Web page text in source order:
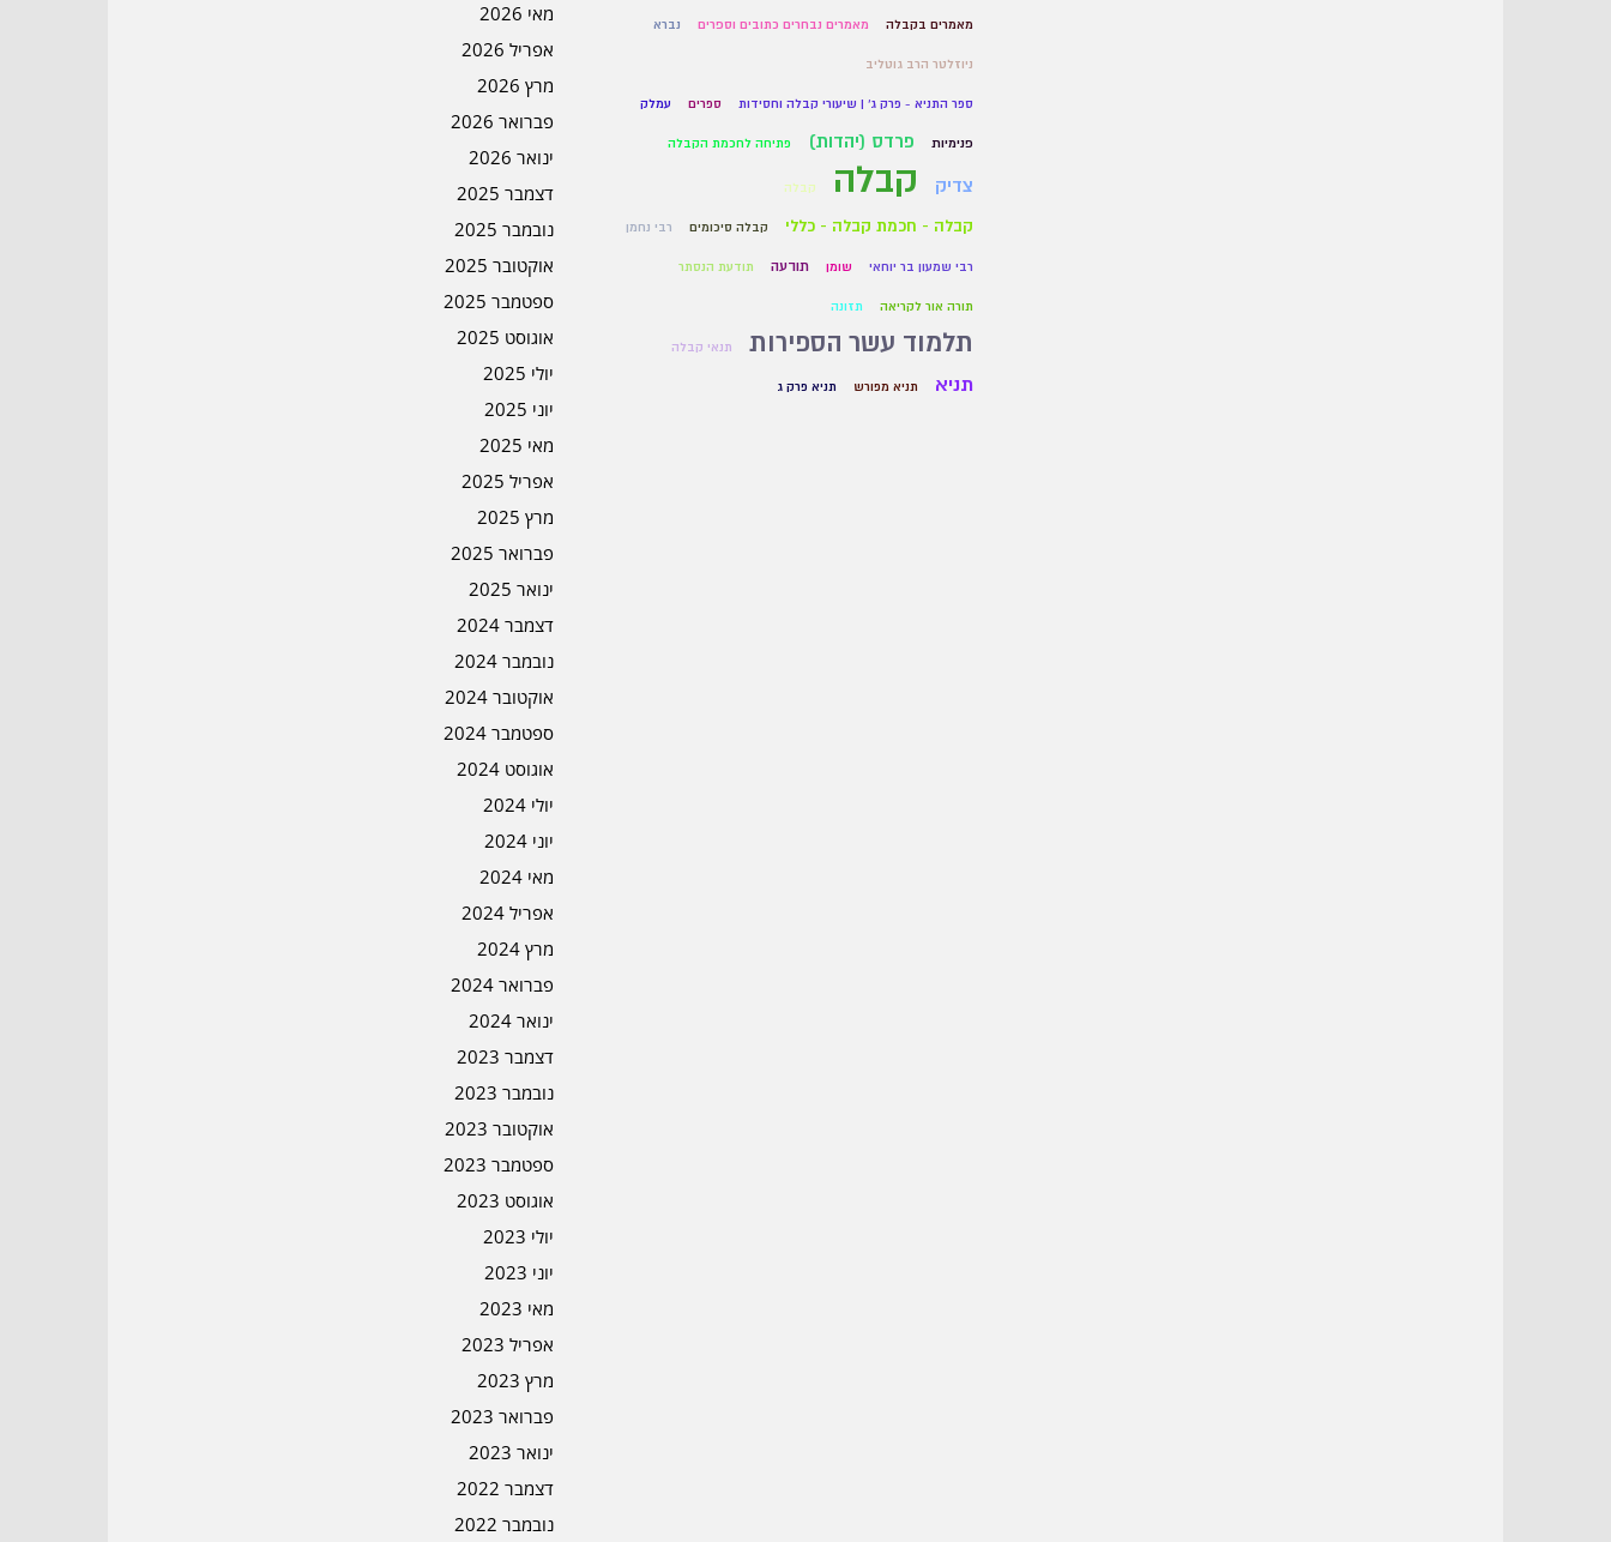
מאי 2026
אפריל 2026
מרץ 2026
פברואר 2026
ינואר 2026
דצמבר 2025
נובמבר 2025
אוקטובר 2025
ספטמבר 2025
אוגוסט 2025
יולי 2025
יוני 2025
מאי 2025
אפריל 2025
מרץ 2025
פברואר 2025
ינואר 2025
דצמבר 2024
נובמבר 2024
אוקטובר 2024
ספטמבר 2024
אוגוסט 2024
יולי 2024
יוני 2024
מאי 2024
אפריל 2024
מרץ 2024
פברואר 2024
ינואר 2024
דצמבר 2023
נובמבר 2023
אוקטובר 2023
ספטמבר 2023
אוגוסט 2023
יולי 2023
יוני 2023
מאי 2023
אפריל 2023
מרץ 2023
פברואר 2023
ינואר 2023
דצמבר 2022
נובמבר 2022
מאמרים בקבלה מאמרים נבחרים כתובים וספרים נברא
ניוזלטר הרב גוטליב
ספר התניא - פרק ג' | שיעורי קבלה וחסידות ספרים עמלק
פנימיות פרדס (יהדות) פתיחה לחכמת הקבלה
צדיק קבלה קבלה
קבלה - חכמת קבלה - כללי קבלה סיכומים רבי נחמן
רבי שמעון בר יוחאי שומן תודעה תודעת הנסתר
תורה אור לקריאה תזונה
תלמוד עשר הספירות תנאי קבלה
תניא תניא מפורש תניא פרק ג